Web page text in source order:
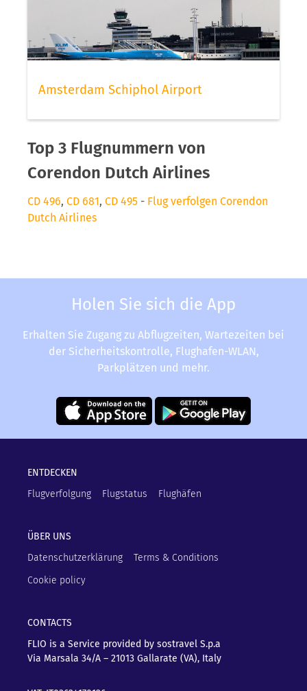
Amsterdam Schiphol Airport
Top 3 Flugnummern von
Corendon Dutch Airlines
CD 496, CD 681, CD 495 - Flug verfolgen Corendon
Dutch Airlines
Holen Sie sich die App
Erhalten Sie Zugang zu Abflugzeiten, Wartezeiten bei
der Sicherheitskontrolle, Flughafen-WLAN,
Parkplätzen und mehr.
ENTDECKEN
Flugverfolgung
Flugstatus Flughäfen
ÜBER UNS
Datenschutzerklärung
Terms & Conditions
Cookie policy
CONTACTS
FLIO is a Service provided by sostravel S.p.a
Via Marsala 34/A – 21013 Gallarate (VA), Italy